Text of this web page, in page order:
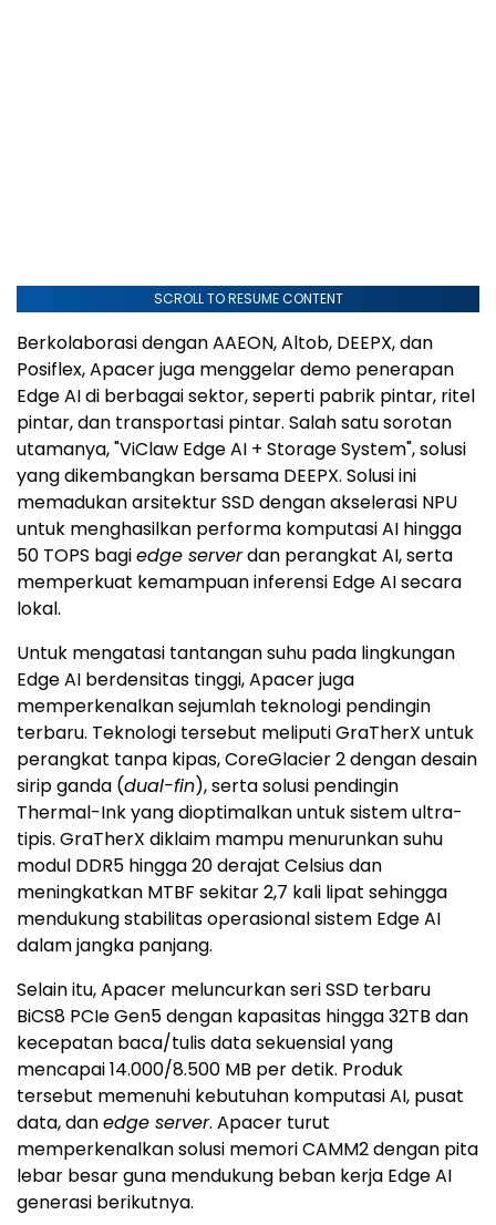
SCROLL TO RESUME CONTENT
Berkolaborasi dengan AAEON, Altob, DEEPX, dan
Posiflex, Apacer juga menggelar demo penerapan
Edge AI di berbagai sektor, seperti pabrik pintar, ritel
pintar, dan transportasi pintar. Salah satu sorotan
utamanya, "ViClaw Edge AI + Storage System", solusi
yang dikembangkan bersama DEEPX. Solusi ini
memadukan arsitektur SSD dengan akselerasi NPU
untuk menghasilkan performa komputasi AI hingga
50 TOPS bagiedge serverdan perangkat AI, serta
memperkuat kemampuan inferensi Edge AI secara
lokal.
Untuk mengatasi tantangan suhu pada lingkungan
Edge AI berdensitas tinggi, Apacer juga
memperkenalkan sejumlah teknologi pendingin
terbaru. Teknologi tersebut meliputi GraTherX untuk
perangkat tanpa kipas, CoreGlacier 2 dengan desain
sirip ganda (dual-fin), serta solusi pendingin
Thermal-Ink yang dioptimalkan untuk sistem ultra-
tipis. GraTherX diklaim mampu menurunkan suhu
modul DDR5 hingga 20 derajat Celsius dan
meningkatkan MTBF sekitar 2,7 kali lipat sehingga
mendukung stabilitas operasional sistem Edge AI
dalam jangka panjang.
Selain itu, Apacer meluncurkan seri SSD terbaru
BiCS8 PCIe Gen5 dengan kapasitas hingga 32TB dan
kecepatan baca/tulis data sekuensial yang
mencapai 14.000/8.500 MB per detik. Produk
tersebut memenuhi kebutuhan komputasi AI, pusat
data, danedge server. Apacer turut
memperkenalkan solusi memori CAMM2 dengan pita
lebar besar guna mendukung beban kerja Edge AI
generasi berikutnya.